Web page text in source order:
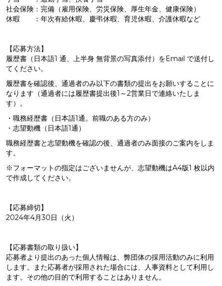
社会保険：完備（雇用保険、労災保険、厚生年金、健康保険）
休暇 ：年次有給休暇、慶弔休暇、育児休暇、介護休暇など
【応募方法】
履歴書（日本語1 通、上半身 無背景の写真添付）をEmail で送付し
てください。
履歴書を確認後、通過者のみ以下の書類の提出をお願いすることに
なります（通過者には履歴書提出後1～2営業日で連絡いたしま
す）。
・職務経歴書（日本語1通。前職のある方のみ）
・志望動機（日本語1通）
職務経歴書と志望動機を確認の後、通過者のみ面接のご案内をしま
す。
※フォーマットの指定はございませんが、志望動機はA4版1 枚以内
で作成してください。
【応募締切】
2024年4月30日（火）
【応募書類の取り扱い】
応募者より提出のあった個人情報は、弊団体の採用活動のみに利用
します。また応募者が採用された場合には、人事資料として利用し
ます。その他の目的で利用することはありません。